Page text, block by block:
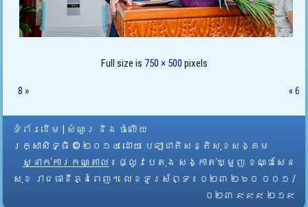
Full size is 750 × 500 pixels
8 » «6
ទំព័រដើម
សំណួរ និង ចំលើយ
រក្សាសិទ្ធិ © ២០១៤ ដោយ​ បេឡាជាតិសន្តិសុខសង្គម
ស្នាក់ការកណ្តាល ៖ ផ្លូវបេតុង សង្កាត់ឃ្មួញ ខណ្ឌសែន
សុខ រាជធានីភ្នំពេញ។ លេខទូរស័ព្ទ ៖ ០២៣ ២៦០ ០០១ /
០២៣ ៩៩៩ ២១៩